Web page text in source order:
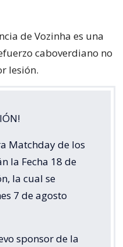
de Vozinha es una
caboverdiano no
lesión.
Matchday de los
la Fecha 18 de
la cual se
7 de agosto
sponsor de la